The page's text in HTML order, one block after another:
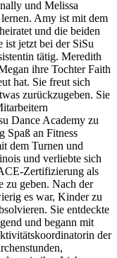
und Melissa
Amy ist mit dem
und die beiden
ist jetzt bei der SiSu
tätig. Meredith
ihre Tochter Faith
hat. Sie freut sich
zurückzugeben. Sie
Dance Academy zu
Spaß an Fitness
dem Turnen und
und verliebte sich
Zertifizierung als
zu geben. Nach der
es war, Kinder zu
Sie entdeckte
und begann mit
der